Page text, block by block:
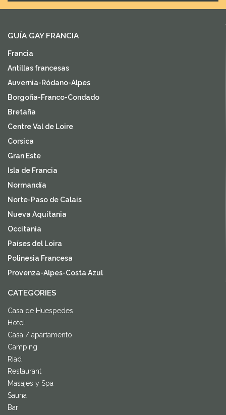
GUÍA GAY FRANCIA
Francia
Antillas francesas
Auvernia-Ródano-Alpes
Borgoña-Franco-Condado
Bretaña
Centre Val de Loire
Corsica
Gran Este
Isla de Francia
Normandía
Norte-Paso de Calais
Nueva Aquitania
Occitania
Países del Loira
Polinesia Francesa
Provenza-Alpes-Costa Azul
CATEGORIES
Casa de Huespedes
Hotel
Casa / apartamento
Camping
Riad
Restaurant
Masajes y Spa
Sauna
Bar